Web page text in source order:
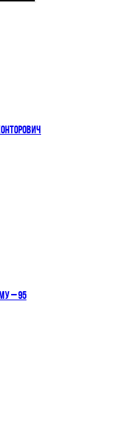
– 95